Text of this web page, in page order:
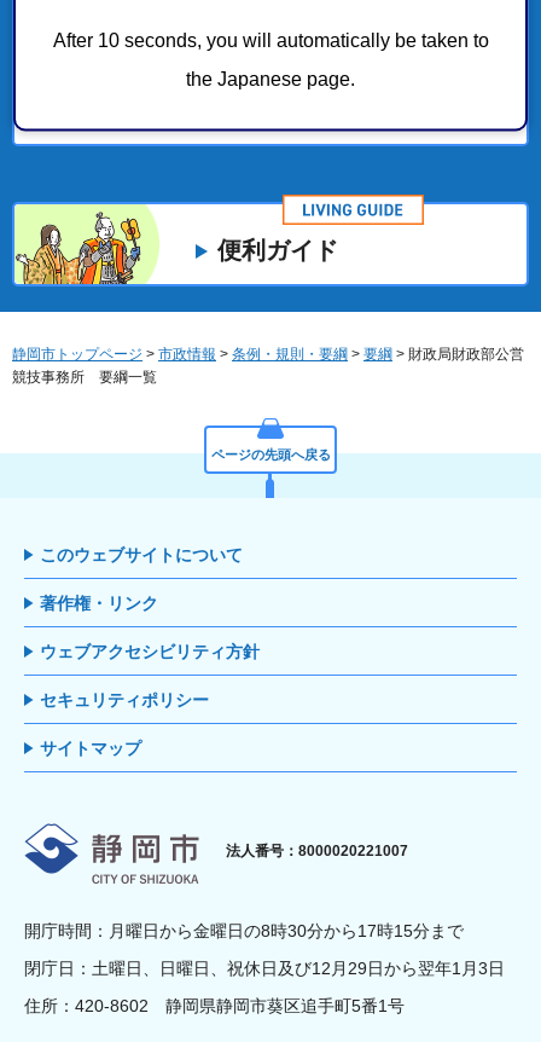
After 10 seconds, you will automatically be taken to
the Japanese page.
財政局財政部庁舎管理課 要綱一覧
便利ガイド
静岡市トップページ > 市政情報 > 条例・規則・要綱 > 要綱 > 財政局財政部公営
競技事務所 要綱一覧
ページの先頭へ戻る
このウェブサイトについて
著作権・リンク
ウェブアクセシビリティ方針
セキュリティポリシー
サイトマップ
静岡市
法人番号：8000020221007
開庁時間：月曜日から金曜日の8時30分から17時15分まで
閉庁日：土曜日、日曜日、祝休日及び12月29日から翌年1月3日
住所：420-8602 静岡県静岡市葵区追手町5番1号